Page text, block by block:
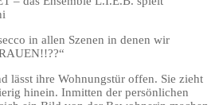
in allen Szenen in denen wir
lässt ihre Wohnungstür offen. Sie zieht
hinein. Inmitten der persönlichen